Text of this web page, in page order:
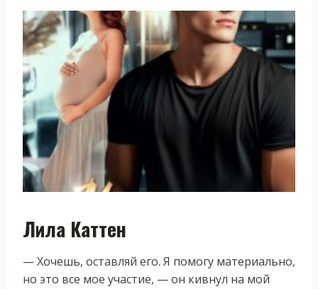
Лила Каттен
— Хочешь, оставляй его. Я помогу материально,
но это все мое участие, — он кивнул на мой